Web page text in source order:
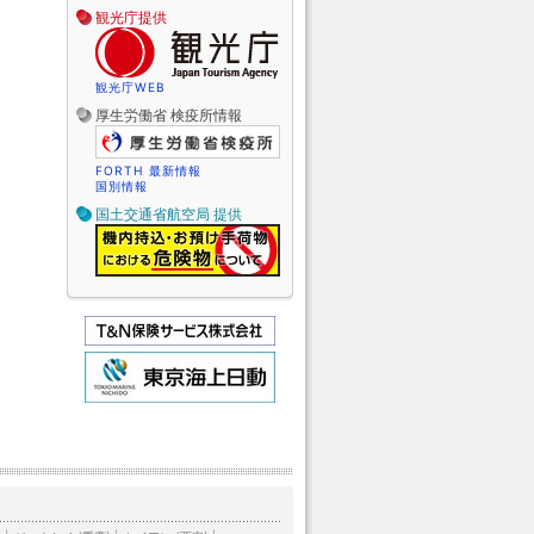
観光庁提供
観光庁WEB
厚生労働省 検疫所情報
FORTH 最新情報
国別情報
国土交通省航空局 提供